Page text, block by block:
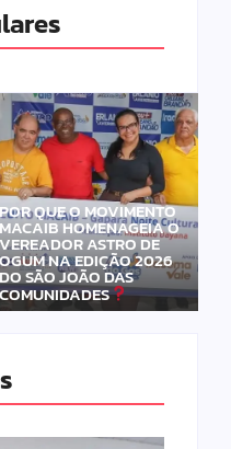
POR QUE O MOVIMENTO
MACAIB HOMENAGEIA O
VEREADOR ASTRO DE
OGUM NA EDIÇÃO 2026
DO SÃO JOÃO DAS
COMUNIDADES